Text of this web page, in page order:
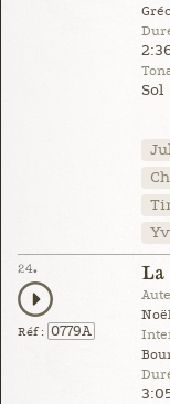
Sol
24.
Réf : 0779A
La